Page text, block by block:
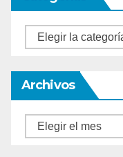
Categorías
Archivos
Archivos